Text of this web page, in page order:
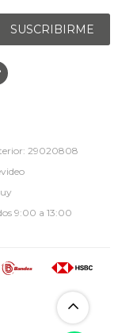
29020808
9:00 a 13:00
SUSCRIBIRME